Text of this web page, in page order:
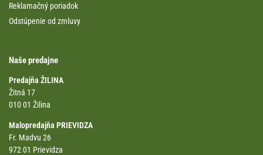
Reklamačný poriadok
Odstúpenie od zmluvy
Naše predajne
Predajňa ŽILINA
Žitná 17
010 01 Žilina
Malopredajňa PRIEVIDZA
Fr. Madvu 26
972 01 Prievidza